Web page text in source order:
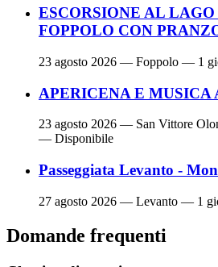
ESCORSIONE AL
FOPPOLO CON
23 agosto 2026 — Foppolo — 1
APERICENA E
23 agosto 2026 — San Vittore
— Disponibile
Passeggiata Levanto -
27 agosto 2026 — Levanto — 1
Domande frequenti